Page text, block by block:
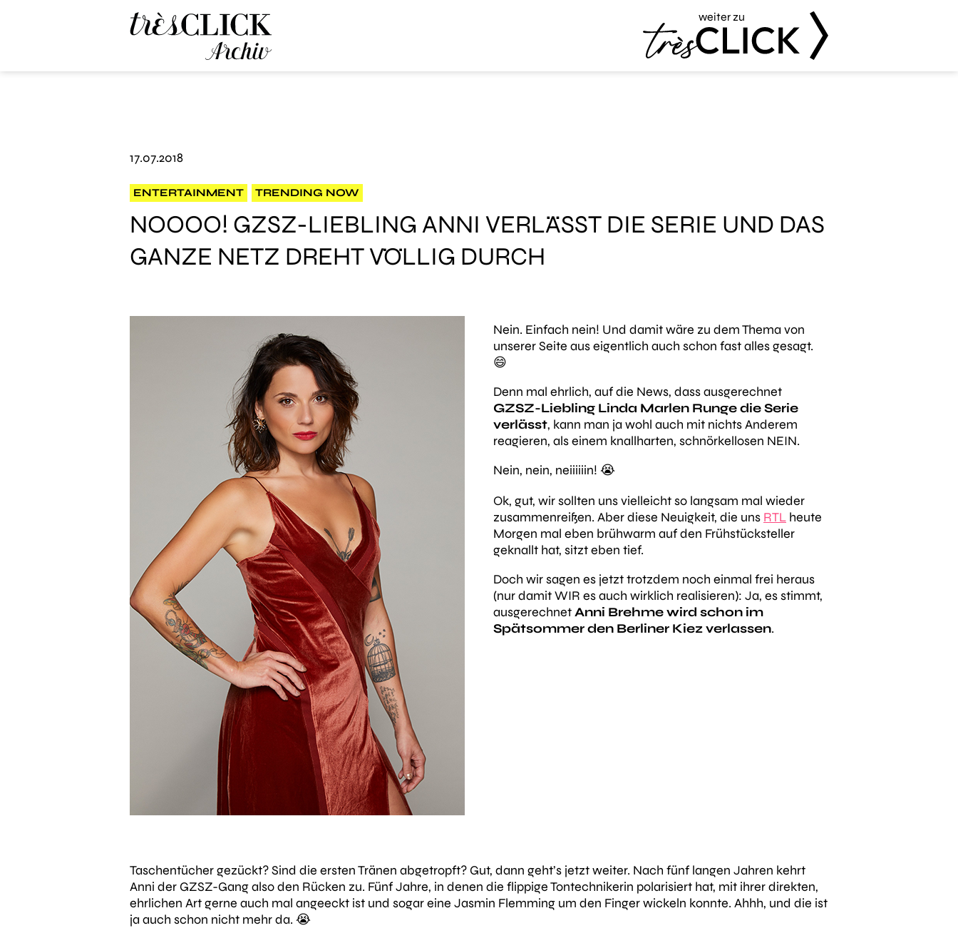
weiter zu
17.07.2018
ENTERTAINMENT TRENDING NOW
NOOOO! GZSZ-LIEBLING ANNI VERLÄSST DIE SERIE UND DAS
GANZE NETZ DREHT VÖLLIG DURCH
Nein. Einfach nein! Und damit wäre zu dem Thema von
unserer Seite aus eigentlich auch schon fast alles gesagt.
😄
Denn mal ehrlich, auf die News, dass ausgerechnet
GZSZ-Liebling Linda Marlen Runge die Serie
verlässt, kann man ja wohl auch mit nichts Anderem
reagieren, als einem knallharten, schnörkellosen NEIN.
Nein, nein, neiiiiiin! 😭
Ok, gut, wir sollten uns vielleicht so langsam mal wieder
zusammenreißen. Aber diese Neuigkeit, die uns RTL heute
Morgen mal eben brühwarm auf den Frühstücksteller
geknallt hat, sitzt eben tief.
Doch wir sagen es jetzt trotzdem noch einmal frei heraus
(nur damit WIR es auch wirklich realisieren): Ja, es stimmt,
ausgerechnetAnni Brehme wird schon im
Spätsommer den Berliner Kiez verlassen.
Taschentücher gezückt? Sind die ersten Tränen abgetropft? Gut, dann geht’s jetzt weiter. Nach fünf langen Jahren kehrt
Anni der GZSZ-Gang also den Rücken zu. Fünf Jahre, in denen die flippige Tontechnikerin polarisiert hat, mit ihrer direkten,
ehrlichen Art gerne auch mal angeeckt ist und sogar eine Jasmin Flemming um den Finger wickeln konnte. Ahhh, und die ist
ja auch schon nicht mehr da. 😭